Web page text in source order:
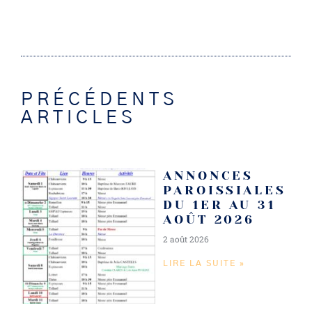
PRÉCÉDENTS
ARTICLES
ANNONCES
PAROISSIALES
DU 1ER AU 31
AOÛT 2026
2 août 2026
LIRE LA SUITE »